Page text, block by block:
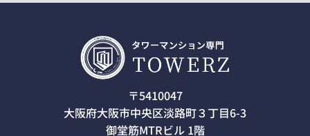
〒5410047
大阪府大阪市中央区淡路町３丁目6-3
御堂筋MTRビル 1階